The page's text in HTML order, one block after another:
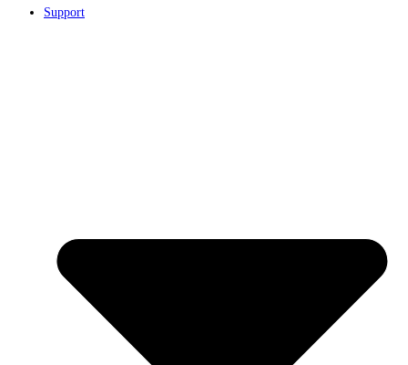
Support